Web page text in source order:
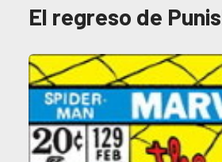
El regreso de